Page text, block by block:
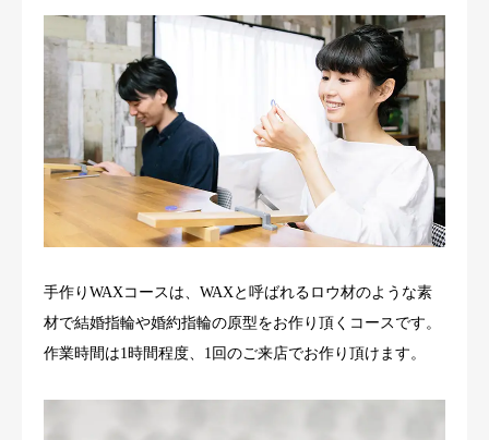
手作りWAXコースは、WAXと呼ばれるロウ材のような素
材で結婚指輪や婚約指輪の原型をお作り頂くコースです。
作業時間は1時間程度、1回のご来店でお作り頂けます。